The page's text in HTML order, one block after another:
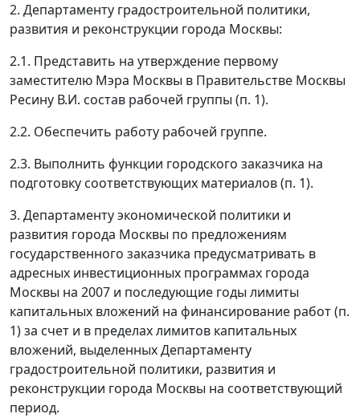
2. Департаменту градостроительной политики,
развития и реконструкции города Москвы:
2.1. Представить на утверждение первому
заместителю Мэра Москвы в Правительстве Москвы
Ресину В.И. состав рабочей группы (п. 1).
2.2. Обеспечить работу рабочей группе.
2.3. Выполнить функции городского заказчика на
подготовку соответствующих материалов (п. 1).
3. Департаменту экономической политики и
развития города Москвы по предложениям
государственного заказчика предусматривать в
адресных инвестиционных программах города
Москвы на 2007 и последующие годы лимиты
капитальных вложений на финансирование работ (п.
1) за счет и в пределах лимитов капитальных
вложений, выделенных Департаменту
градостроительной политики, развития и
реконструкции города Москвы на соответствующий
период.